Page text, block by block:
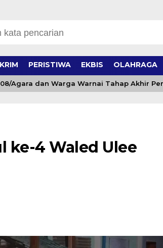
PERISTIWA EKBIS OLAHRAGA
dan Warga Warnai Tahap Akhir
ke-4 Waled Ulee